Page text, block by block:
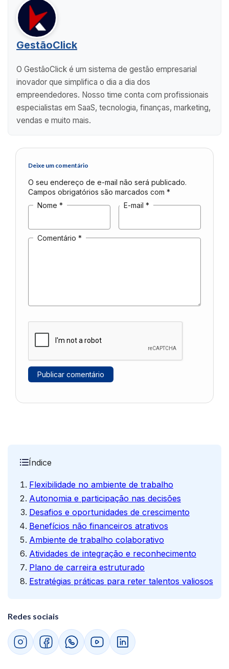
GestãoClick
O GestãoClick é um sistema de gestão empresarial
inovador que simplifica o dia a dia dos
empreendedores. Nosso time conta com profissionais
especialistas em SaaS, tecnologia, finanças, marketing,
vendas e muito mais.
Deixe um comentário
O seu endereço de e-mail não será publicado.
Campos obrigatórios são marcados com *
Nome * E-mail *
Comentário *
Índice
Flexibilidade no ambiente de trabalho
Autonomia e participação nas decisões
Desafios e oportunidades de crescimento
Benefícios não financeiros atrativos
Ambiente de trabalho colaborativo
Atividades de integração e reconhecimento
Plano de carreira estruturado
Estratégias práticas para reter talentos valiosos
Redes sociais